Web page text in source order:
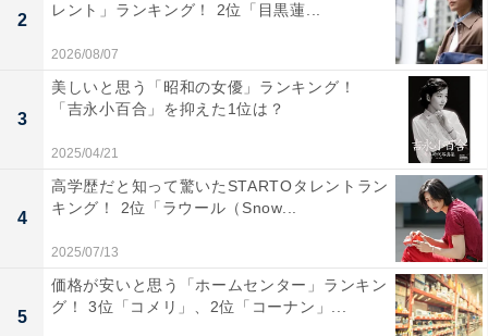
投票者からは、「個性的な雰囲気で、知らないことを
色々知っていたり、育児についても自分とは違う考え方
を持っていそう」（福岡県、50代女性）、「仲良くなっ
てくれそうだから。付き合いやすそう」（北海道、40代
女性）、「表裏がなく性格が良さそうだからです」（大
阪府、40代女性）などの声が上がっています。
2
レント」ランキング！ 2位「目黒蓮...
2026/08/07
3
美しいと思う「昭和の女優」ランキング！
「吉永小百合」を抑えた1位は？
2025/04/21
4
高学歴だと知って驚いたSTARTOタレントラン
キング！ 2位「ラウール（Snow...
2025/07/13
5
価格が安いと思う「ホームセンター」ランキン
グ！ 3位「コメリ」、2位「コーナン」...